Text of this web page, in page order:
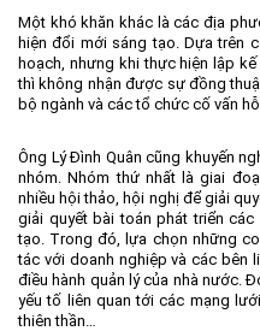
Một khó khăn khác là các địa
hiện đổi mới sáng tạo. Dựa trên
hoạch, nhưng khi thực hiện lập
thì không nhận được sự đồng
bộ ngành và các tổ chức cố vấn
Ông Lý Đình Quân cũng khuyến
nhóm. Nhóm thứ nhất là giai
nhiều hội thảo, hội nghị để giải
giải quyết bài toán phát triển
tạo. Trong đó, lựa chọn những
tác với doanh nghiệp và các bên
điều hành quản lý của nhà nước.
yếu tố liên quan tới các mạng
thiên thần…